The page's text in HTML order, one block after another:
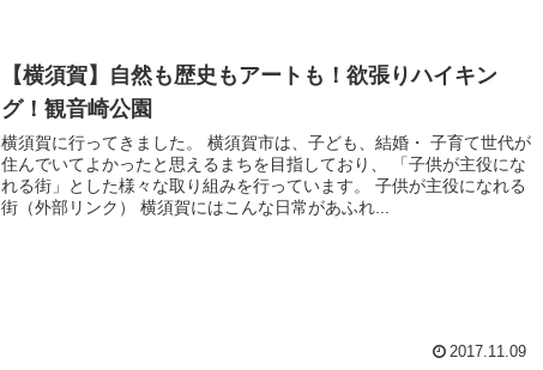
【横須賀】自然も歴史もアートも！欲張りハイキン
グ！観音崎公園
横須賀に行ってきました。 横須賀市は、子ども、結婚・ 子育て世代が
住んでいてよかったと思えるまちを目指しており、 「子供が主役にな
れる街」とした様々な取り組みを行っています。 子供が主役になれる
街（外部リンク） 横須賀にはこんな日常があふれ...
2017.11.09